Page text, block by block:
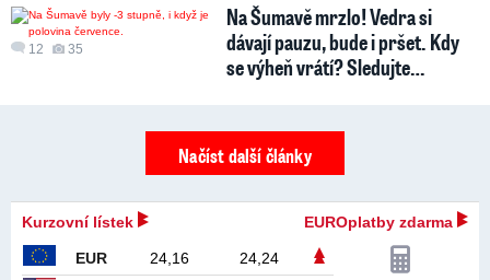
12 35
Na Šumavě mrzlo! Vedra si
dávají pauzu, bude i pršet. Kdy
se výheň vrátí? Sledujte…
Načíst další články
Kurzovní lístek EUROplatby zdarma
EUR 24,16
24,24